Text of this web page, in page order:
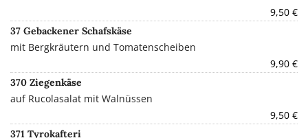
9,50 €
37 Gebackener Schafskäse
mit Bergkräutern und Tomatenscheiben
9,90 €
370 Ziegenkäse
auf Rucolasalat mit Walnüssen
9,50 €
371 Tyrokafteri